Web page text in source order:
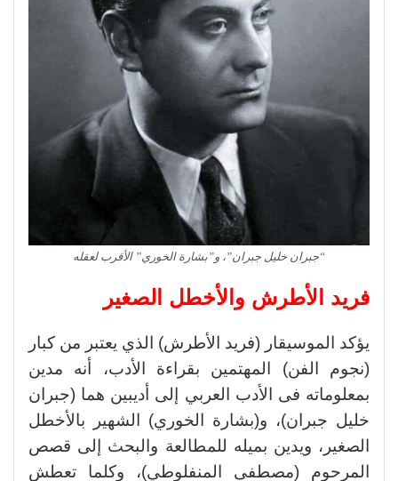
“جبران خليل جبران”، و”بشارة الخوري” الأقرب لعقله
فريد الأطرش والأخطل الصغير
يؤكد الموسيقار (فريد الأطرش) الذي يعتبر من كبار
(نجوم الفن) المهتمين بقراءة الأدب، أنه مدين
بمعلوماته فى الأدب العربي إلى أديبين هما (جبران
خليل جبران)، و(بشارة الخوري) الشهير بالأخطل
الصغير، ويدين بميله للمطالعة والبحث إلى قصص
المرحوم (مصطفى المنفلوطي)، وكلما تعطش